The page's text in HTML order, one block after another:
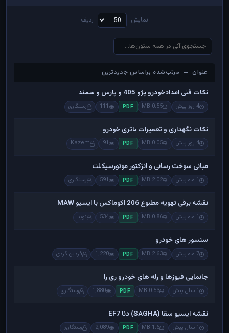
نمایش ردیف
عنوان — مرتب‌شده براساس جدیدترین
عنوان — مرتب‌شده براساس جدیدترین
نکات فنی امدادخودرو پژو 405 و پارس و سمند
4 روز پیش 0.55 MB
PDF
111 رستگاری
نکات نگهداری و تعمیرات باتری خودرو
4 روز پیش 0.05 MB
PDF
91
Kazem
مبانی سوخت رسانی و انژکتور موتورسیکلت
1 ماه پیش 2.02 MB
PDF
591 رستگاری
نقشه برقی تهویه مطبوع 206 اکوماکس با ایسیو MAW
1 ماه پیش 0.86 MB
PDF
534 نوید
سنسور های خودرو
7 ماه پیش 2.63 MB
PDF
1,220 فردین گردی
جانمایی فیوزها و رله های خودرو ری را
1 سال پیش 0.53 MB
PDF
1,880 رستگاری
نقشه ایسیو سقا (SAGHA) دنا EF7
1 سال پیش 1.6 MB
PDF
2,089 رستگاری